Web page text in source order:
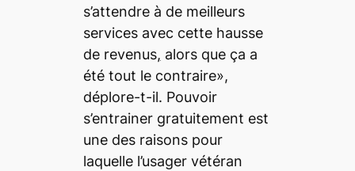
s’attendre à de meilleurs
services avec cette hausse
de revenus, alors que ça a
été tout le contraire»,
déplore-t-il. Pouvoir
s’entrainer gratuitement est
une des raisons pour
laquelle l’usager vétéran